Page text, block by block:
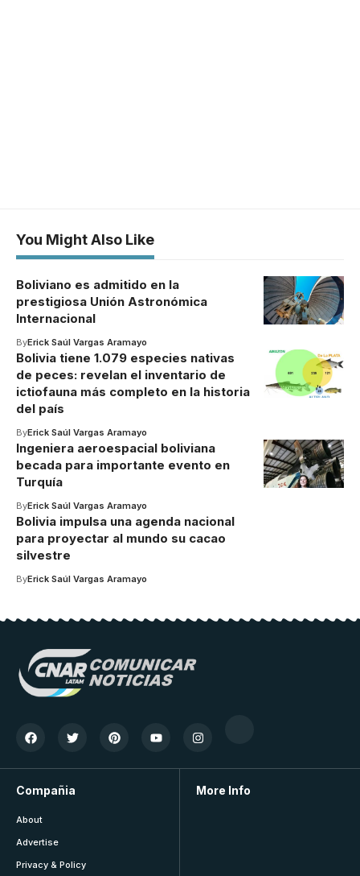
You Might Also Like
Boliviano es admitido en la
prestigiosa Unión Astronómica
Internacional
ByErick Saúl Vargas Aramayo
Bolivia tiene 1.079 especies nativas
de peces: revelan el inventario de
ictiofauna más completo en la historia
del país
ByErick Saúl Vargas Aramayo
Ingeniera aeroespacial boliviana
becada para importante evento en
Turquía
ByErick Saúl Vargas Aramayo
Bolivia impulsa una agenda nacional
para proyectar al mundo su cacao
silvestre
ByErick Saúl Vargas Aramayo
Compañia
About
Advertise
Privacy & Policy
More Info